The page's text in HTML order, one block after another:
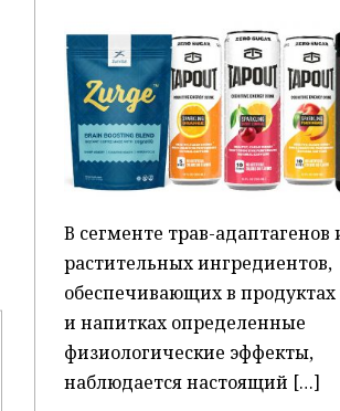
P
В сегменте трав-адаптагенов
растительных ингредиентов,
обеспечивающих в
и напитках определенные
физиологические эффекты,
наблюдается настоящий […]